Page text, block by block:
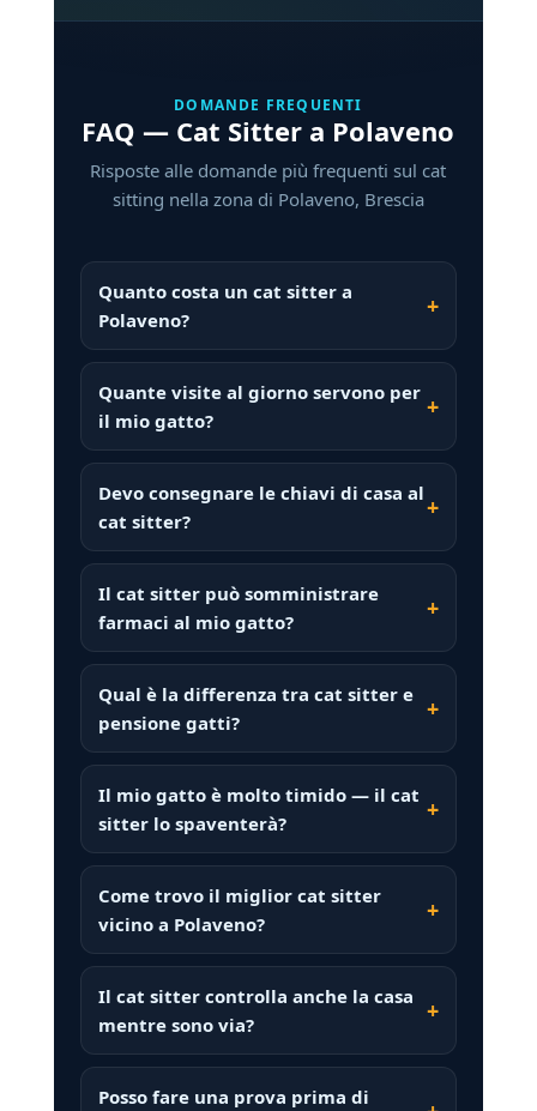
DOMANDE FREQUENTI
FAQ — Cat Sitter a Polaveno
Risposte alle domande più frequenti sul cat
sitting nella zona di Polaveno, Brescia
Quanto costa un cat sitter a
Polaveno?
Quante visite al giorno servono per
il mio gatto?
Devo consegnare le chiavi di casa al
cat sitter?
Il cat sitter può somministrare
farmaci al mio gatto?
Qual è la differenza tra cat sitter e
pensione gatti?
Il mio gatto è molto timido — il cat
sitter lo spaventerà?
Come trovo il miglior cat sitter
vicino a Polaveno?
Il cat sitter controlla anche la casa
mentre sono via?
Posso fare una prova prima di